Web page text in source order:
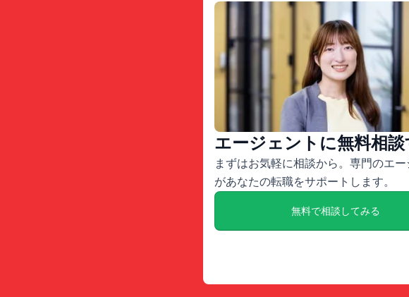
エージェントに無料相談
まずはお気軽に相談から。専門のエー
があなたの転職をサポートします。
無料で相談してみる